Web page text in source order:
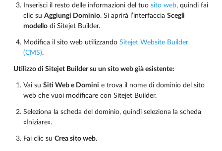
Inserisci il resto delle informazioni del tuo sito web, quindi fai
clic su Aggiungi Dominio. Si aprirà l’interfaccia Scegli
modello di Sitejet Builder.
Modifica il sito web utilizzando Sitejet Website Builder
(CMS).
Utilizzo di Sitejet Builder su un sito web già esistente:
Vai su Siti Web e Domini e trova il nome di dominio del sito
web che vuoi modificare con Sitejet Builder.
Seleziona la scheda del dominio, quindi seleziona la scheda
«Iniziare».
Fai clic su Crea sito web.